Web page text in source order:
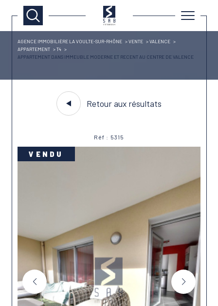
AGENCE IMMOBILIÈRE LA VOULTE-SUR-RHÔNE VENTE
VALENCE
APPARTEMENT
T4
APPARTEMENT DANS IMMEUBLE MODERNE ET RECENT AU CENTRE DE VALENCE
Retour aux résultats
Réf : 5315
VENDU